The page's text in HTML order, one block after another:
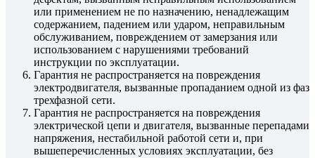
или применением не по назначению, ненадлежащим
содержанием, падением или ударом, неправильным
обслуживанием, повреждением от замерзания или
использованием с нарушениями требований
инструкции по эксплуатации.
Гарантия не распространяется на повреждения
электродвигателя, вызванные пропаданием одной из фаз
трехфазной сети.
Гарантия не распространяется на повреждения
электрической цепи и двигателя, вызванные перепадами
напряжения, нестабильной работой сети и, при
вышеперечисленных условиях эксплуатации, без